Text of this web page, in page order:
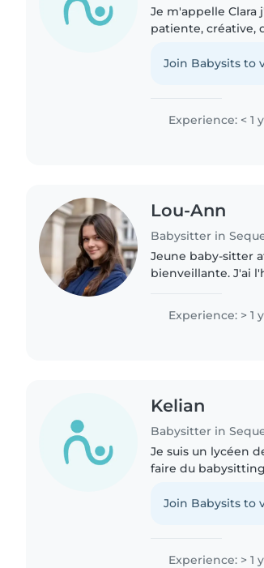
Je m'appelle Clara
patiente, créative,
faut,comme je sais..
Join Babysits to
Experience: < 1
Lou-Ann
Babysitter in
Jeune baby-sitter
bienveillante. J'ai
Experience: > 1
Kelian
Babysitter in
Je suis un lycéen
faire du
calmes)...
Join Babysits to
Experience: > 1